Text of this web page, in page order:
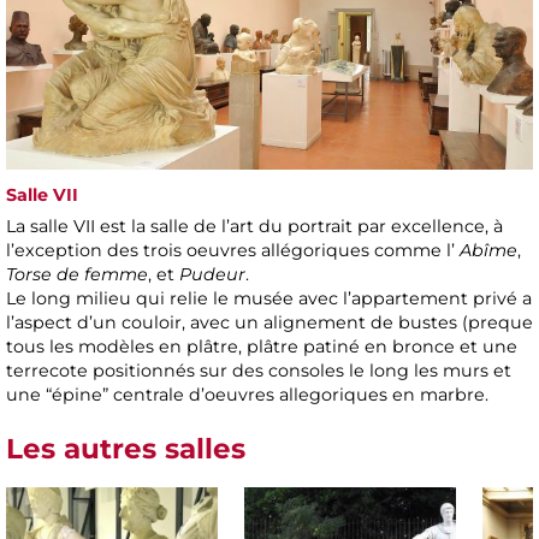
Salle VII
La salle VII est la salle de l’art du portrait par excellence, à
l’exception des trois oeuvres allégoriques comme l’Abîme,
Torse de femme, et Pudeur.
Le long milieu qui relie le musée avec l’appartement privé a
l’aspect d’un couloir, avec un alignement de bustes (preque
tous les modèles en plâtre, plâtre patiné en bronce et une
terrecote positionnés sur des consoles le long les murs et
une “épine” centrale d’oeuvres allegoriques en marbre.
Les autres salles